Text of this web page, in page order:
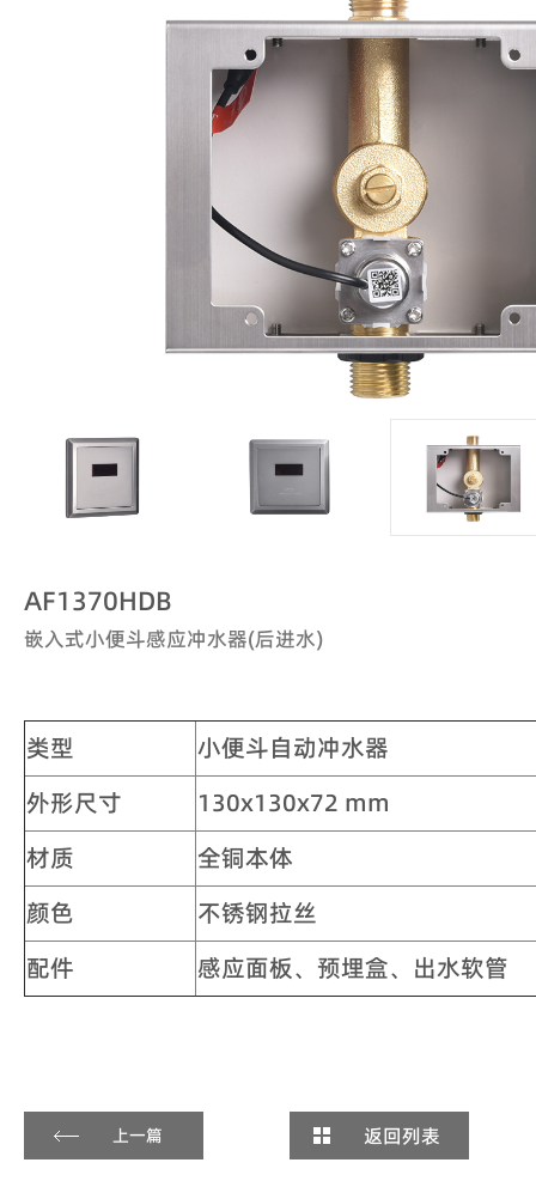
AF1370HDB
嵌入式小便斗感应冲水器(后进水)
类型
小便斗自动冲水器
外形尺寸
130x130x72 mm
材质
全铜本体
颜色
不锈钢拉丝
配件
感应面板、预埋盒、出水软管
上一篇 返回列表